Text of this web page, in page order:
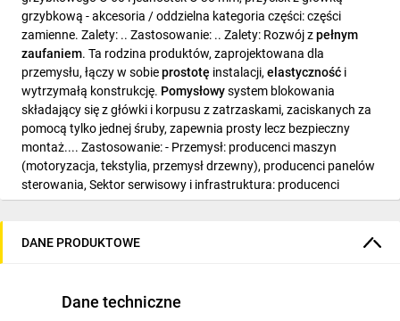
grzybkową - akcesoria / oddzielna kategoria części: części
zamienne. Zalety: .. Zastosowanie: .. Zalety: Rozwój zpełnym
zaufaniem. Ta rodzina produktów, zaprojektowana dla
przemysłu, łączy w sobieprostotę instalacji, elastyczność i
wytrzymałą konstrukcję. Pomysłowysystem blokowania
składający się z główki i korpusu z zatrzaskami, zaciskanych za
pomocą tylko jednej śruby, zapewnia prosty lecz bezpieczny
montaż.... Zastosowanie: - Przemysł: producenci maszyn
(motoryzacja, tekstylia, przemysł drzewny), producenci panelów
sterowania, Sektor serwisowy i infrastruktura: producenci
rozdzielnic energii elektrycznej, roboty publiczne, budownictwo,
DANE PRODUKTOWE
Dane techniczne